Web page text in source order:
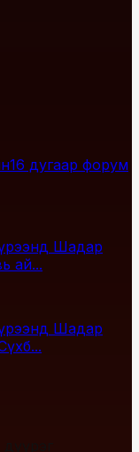
дугаар форум
Шадар
ай...
Шадар